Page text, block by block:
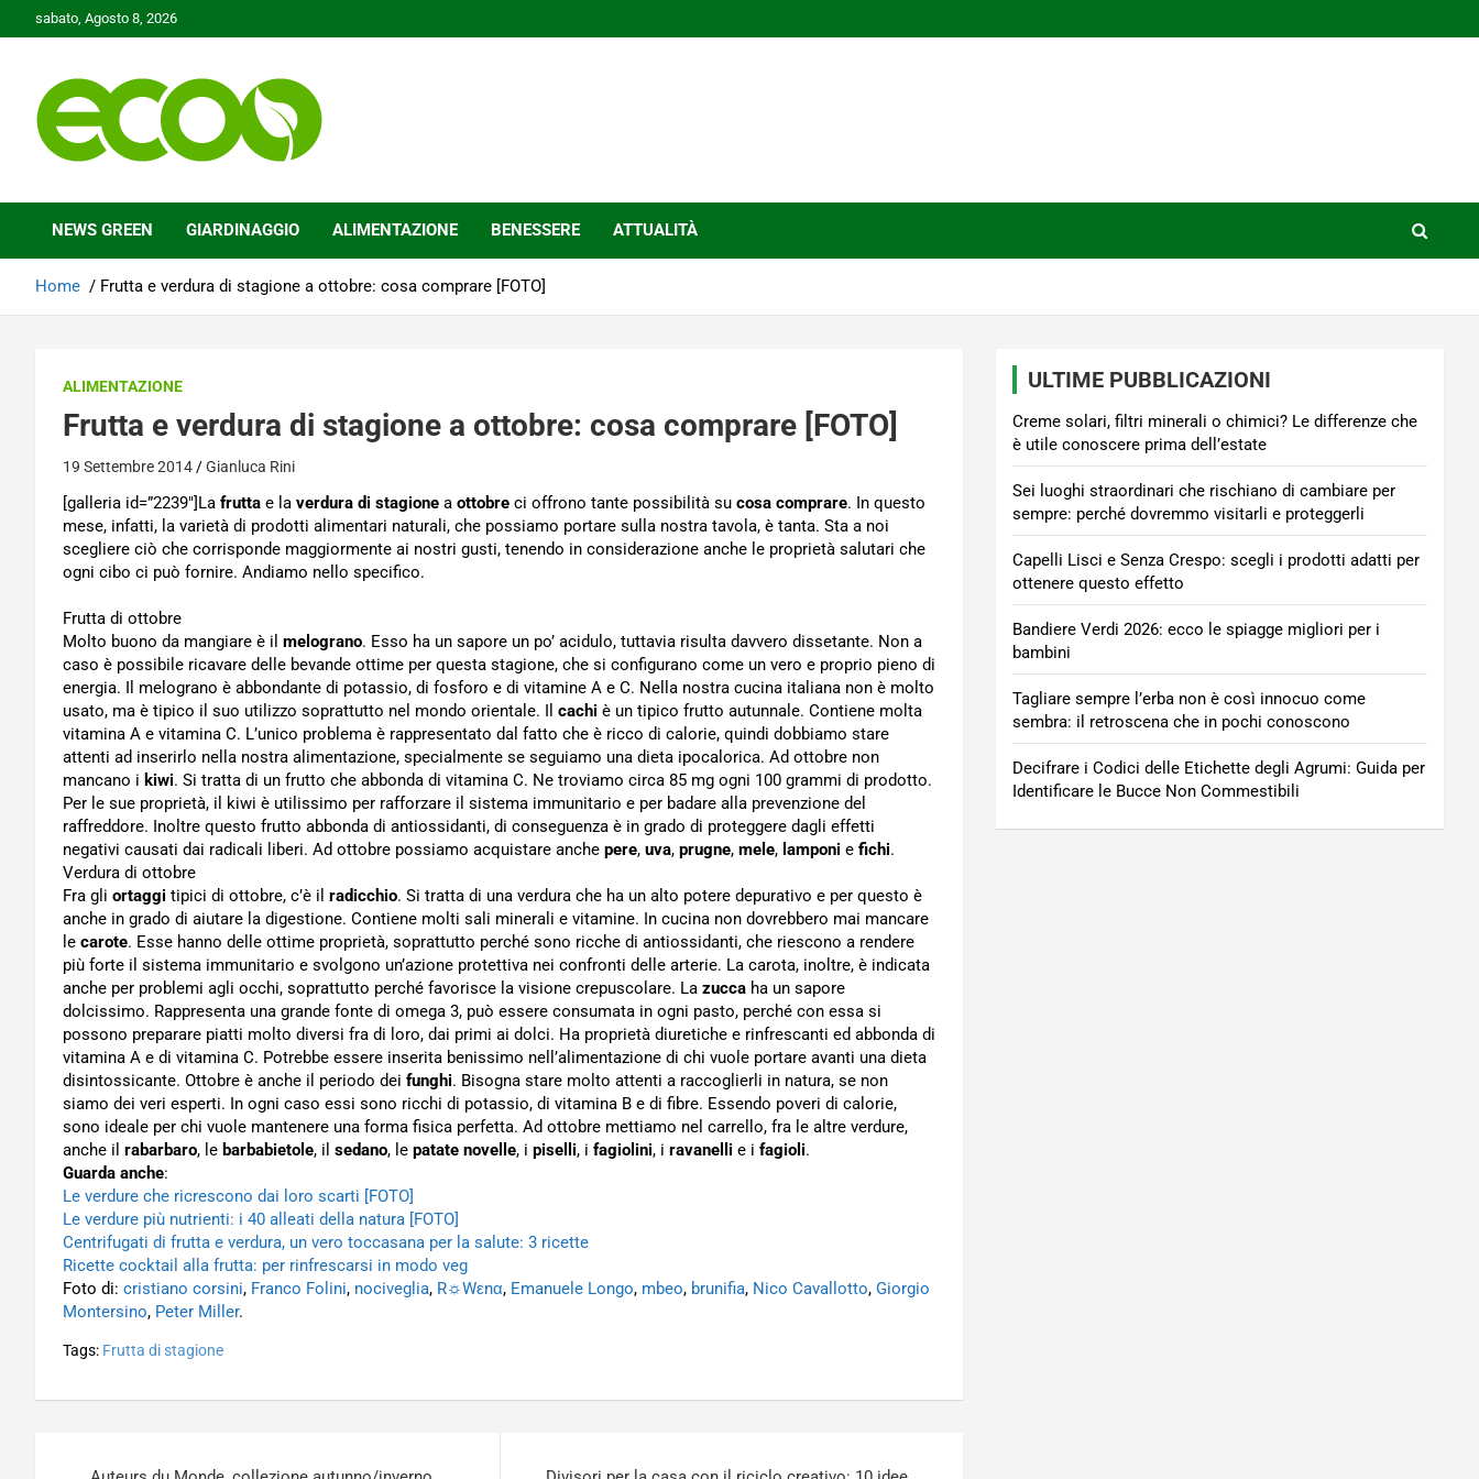
to
sabato, Agosto 8, 2026
Ecoo.it
NEWS GREEN GIARDINAGGIO ALIMENTAZIONE BENESSERE ATTUALITÀ
Home Frutta e verdura di stagione a ottobre: cosa comprare [FOTO]
ALIMENTAZIONE
Frutta e verdura di stagione a ottobre: cosa comprare [FOTO]
19 Settembre 2014 Gianluca Rini
[galleria id=”2239″]La frutta e la verdura di stagione a ottobre ci offrono tante possibilità su cosa comprare. In questo
mese, infatti, la varietà di prodotti alimentari naturali, che possiamo portare sulla nostra tavola, è tanta. Sta a noi
scegliere ciò che corrisponde maggiormente ai nostri gusti, tenendo in considerazione anche le proprietà salutari che
ogni cibo ci può fornire. Andiamo nello specifico.
Frutta di ottobre
Molto buono da mangiare è il melograno. Esso ha un sapore un po’ acidulo, tuttavia risulta davvero dissetante. Non a
caso è possibile ricavare delle bevande ottime per questa stagione, che si configurano come un vero e proprio pieno di
energia. Il melograno è abbondante di potassio, di fosforo e di vitamine A e C. Nella nostra cucina italiana non è molto
usato, ma è tipico il suo utilizzo soprattutto nel mondo orientale. Il cachi è un tipico frutto autunnale. Contiene molta
vitamina A e vitamina C. L’unico problema è rappresentato dal fatto che è ricco di calorie, quindi dobbiamo stare
attenti ad inserirlo nella nostra alimentazione, specialmente se seguiamo una dieta ipocalorica. Ad ottobre non
mancano i kiwi. Si tratta di un frutto che abbonda di vitamina C. Ne troviamo circa 85 mg ogni 100 grammi di prodotto.
Per le sue proprietà, il kiwi è utilissimo per rafforzare il sistema immunitario e per badare alla prevenzione del
raffreddore. Inoltre questo frutto abbonda di antiossidanti, di conseguenza è in grado di proteggere dagli effetti
negativi causati dai radicali liberi. Ad ottobre possiamo acquistare anche pere, uva, prugne, mele, lamponi e fichi.
Verdura di ottobre
Fra gli ortaggi tipici di ottobre, c’è il radicchio. Si tratta di una verdura che ha un alto potere depurativo e per questo è
anche in grado di aiutare la digestione. Contiene molti sali minerali e vitamine. In cucina non dovrebbero mai mancare
le carote. Esse hanno delle ottime proprietà, soprattutto perché sono ricche di antiossidanti, che riescono a rendere
più forte il sistema immunitario e svolgono un’azione protettiva nei confronti delle arterie. La carota, inoltre, è indicata
anche per problemi agli occhi, soprattutto perché favorisce la visione crepuscolare. La zucca ha un sapore
dolcissimo. Rappresenta una grande fonte di omega 3, può essere consumata in ogni pasto, perché con essa si
possono preparare piatti molto diversi fra di loro, dai primi ai dolci. Ha proprietà diuretiche e rinfrescanti ed abbonda di
vitamina A e di vitamina C. Potrebbe essere inserita benissimo nell’alimentazione di chi vuole portare avanti una dieta
disintossicante. Ottobre è anche il periodo dei funghi. Bisogna stare molto attenti a raccoglierli in natura, se non
siamo dei veri esperti. In ogni caso essi sono ricchi di potassio, di vitamina B e di fibre. Essendo poveri di calorie,
sono ideale per chi vuole mantenere una forma fisica perfetta. Ad ottobre mettiamo nel carrello, fra le altre verdure,
anche il rabarbaro, le barbabietole, il sedano, le patate novelle, i piselli, i fagiolini, i ravanelli e i fagioli.
Guarda anche:
Le verdure che ricrescono dai loro scarti [FOTO]
Le verdure più nutrienti: i 40 alleati della natura [FOTO]
Centrifugati di frutta e verdura, un vero toccasana per la salute: 3 ricette
Ricette cocktail alla frutta: per rinfrescarsi in modo veg
Foto di: cristiano corsini, Franco Folini, nociveglia, R☼Wεnα, Emanuele Longo, mbeo, brunifia, Nico Cavallotto, Giorgio
Montersino, Peter Miller.
Tags: Frutta di stagione
ULTIME PUBBLICAZIONI
Creme solari, filtri minerali o chimici? Le differenze che
è utile conoscere prima dell’estate
Sei luoghi straordinari che rischiano di cambiare per
sempre: perché dovremmo visitarli e proteggerli
Capelli Lisci e Senza Crespo: scegli i prodotti adatti per
ottenere questo effetto
Bandiere Verdi 2026: ecco le spiagge migliori per i
bambini
Tagliare sempre l’erba non è così innocuo come
sembra: il retroscena che in pochi conoscono
Decifrare i Codici delle Etichette degli Agrumi: Guida per
Identificare le Bucce Non Commestibili